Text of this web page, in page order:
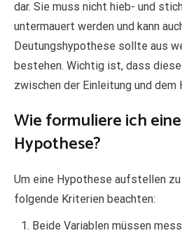
dar. Sie muss nicht hieb- und
untermauert werden und kann
Deutungshypothese sollte aus
bestehen. Wichtig ist, dass
zwischen der Einleitung und
Wie formuliere ich
Hypothese?
Um eine Hypothese aufstellen
folgende Kriterien beachten:
Beide Variablen müssen